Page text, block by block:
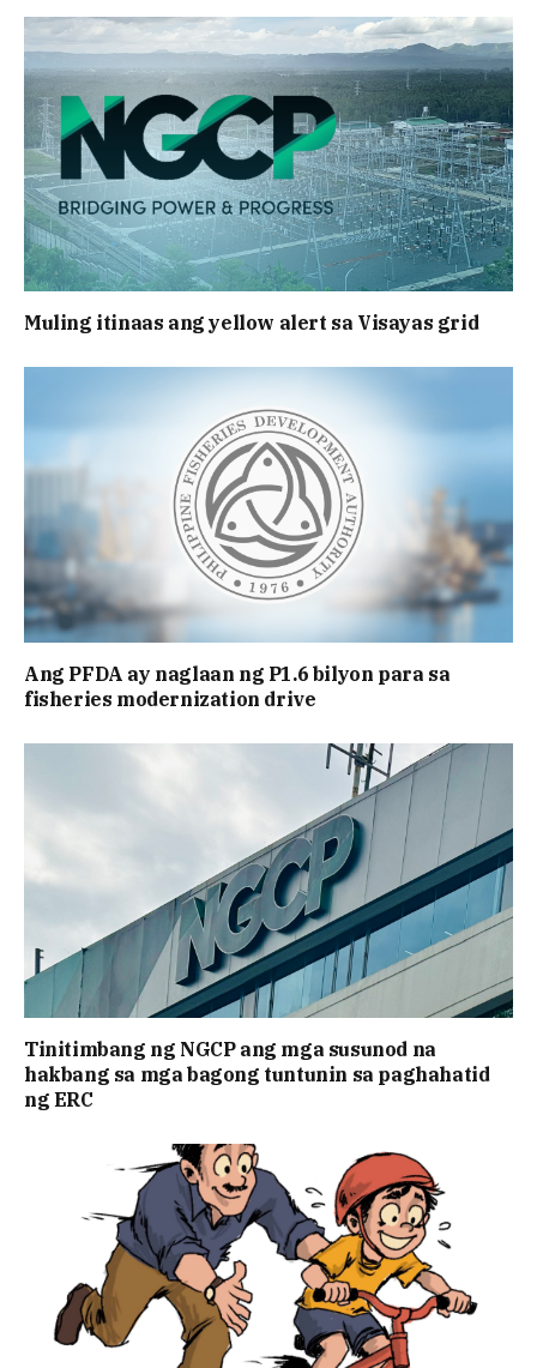
Muling itinaas ang yellow alert sa Visayas grid
Ang PFDA ay naglaan ng P1.6 bilyon para sa
fisheries modernization drive
Tinitimbang ng NGCP ang mga susunod na
hakbang sa mga bagong tuntunin sa paghahatid
ng ERC